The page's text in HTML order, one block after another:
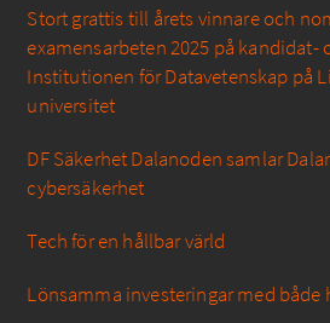
Stort grattis till årets vinnare och
examensarbeten 2025 på kandidat-
Institutionen för Datavetenskap på
universitet
DF Säkerhet Dalanoden samlar
cybersäkerhet
Tech för en hållbar värld
Lönsamma investeringar med både